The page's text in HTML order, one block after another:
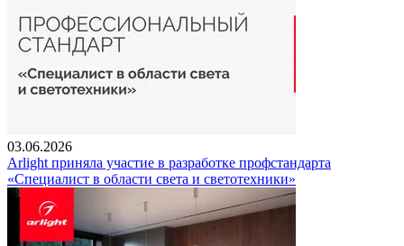
03.06.2026
Arlight приняла участие в разработке профстандарта
«Специалист в области света и светотехники»